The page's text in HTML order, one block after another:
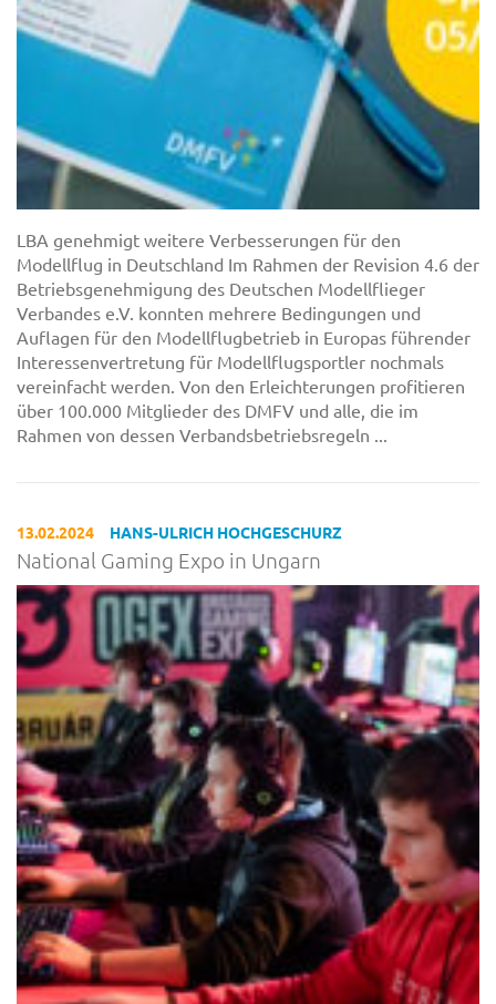
LBA genehmigt weitere Verbesserungen für den
Modellflug in Deutschland Im Rahmen der Revision 4.6 der
Betriebsgenehmigung des Deutschen Modellflieger
Verbandes e.V. konnten mehrere Bedingungen und
Auflagen für den Modellflugbetrieb in Europas führender
Interessenvertretung für Modellflugsportler nochmals
vereinfacht werden. Von den Erleichterungen profitieren
über 100.000 Mitglieder des DMFV und alle, die im
Rahmen von dessen Verbandsbetriebsregeln ...
13.02.2024 HANS-ULRICH HOCHGESCHURZ
National Gaming Expo in Ungarn